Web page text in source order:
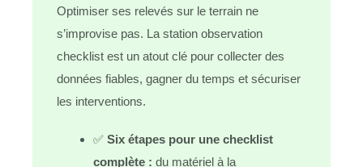
Optimiser ses relevés sur le terrain ne
s’improvise pas. La station observation
checklist est un atout clé pour collecter des
données fiables, gagner du temps et sécuriser
les interventions.
✅ Six étapes pour une checklist
complète : du matériel à la